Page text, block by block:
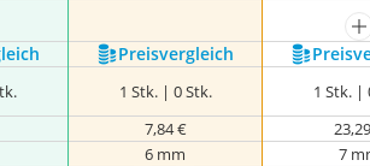
anzeigen
Preis­vergleich
1 Stk. | 0 Stk. 1 Stk. |
7,84 €
6 mm 7